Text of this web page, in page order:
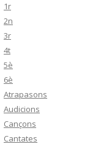
1r
2n
3r
4t
5è
6è
Atrapasons
Audicions
Cançons
Cantates